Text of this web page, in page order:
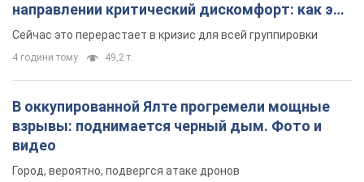
направлении критический дискомфорт: как это
удалось
Сейчас это перерастает в кризис для всей группировки
4 години тому 49,2 т.
В оккупированной Ялте прогремели мощные
взрывы: поднимается черный дым. Фото и
видео
Город, вероятно, подвергся атаке дронов